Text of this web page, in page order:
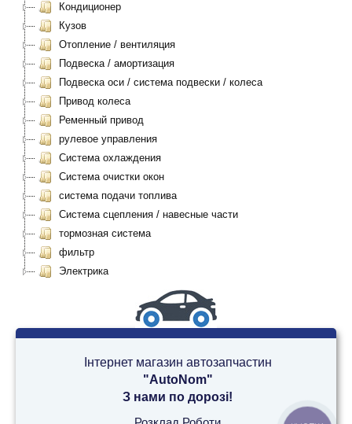
Кондиционер
Кузов
Отопление / вентиляция
Подвеска / амортизация
Подвеска оси / система подвески / колеса
Привод колеса
Ременный привод
рулевое управления
Система охлаждения
Система очистки окон
система подачи топлива
Система сцепления / навесные части
тормозная система
фильтр
Электрика
Інтернет магазин автозапчастин
"AutoNom"
З нами по дорозі!